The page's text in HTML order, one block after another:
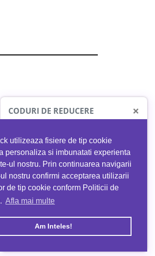
utilizeaza fisiere de tip cookie
personaliza si imbunatati experienta
ul nostru. Prin continuarea navigarii
nostru confirmi acceptarea utilizarii
de tip cookie conform Politicii de
Afla mai multe
Am Inteles!
CODURI DE REDUCERE ×
MYPROTEIN
Ai40%reducere la orice comandă
folosind codul EATTRACK